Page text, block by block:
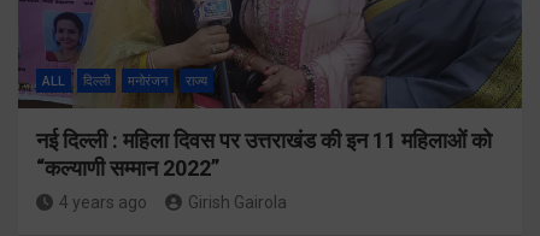
ALL दिल्ली मनोरंजन राज्य
नई दिल्ली : महिला दिवस पर उत्तराखंड की इन 11 महिलाओं को
“कल्याणी सम्मान 2022”
4 years ago Girish Gairola